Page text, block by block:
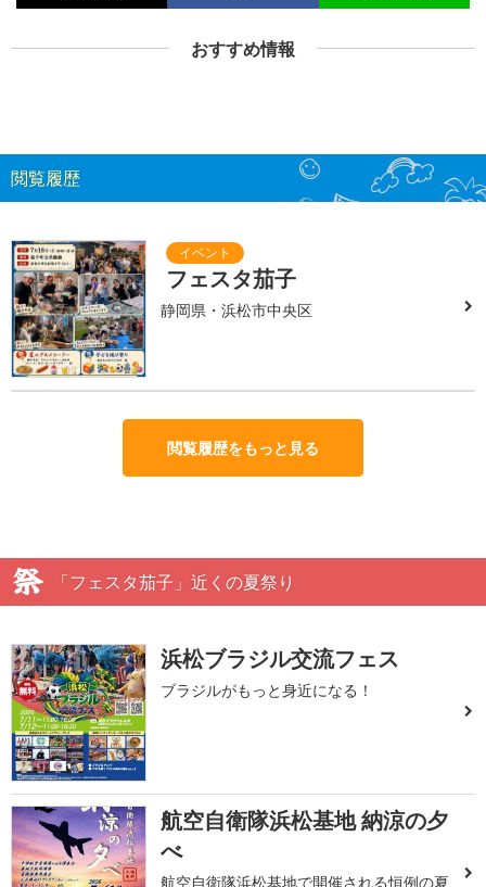
おすすめ情報
閲覧履歴
フェスタ茄子
静岡県・浜松市中央区
閲覧履歴をもっと見る
「フェスタ茄子」近くの夏祭り
浜松ブラジル交流フェス
ブラジルがもっと身近になる！
航空自衛隊浜松基地 納涼の夕
べ
航空自衛隊浜松基地で開催される恒例の夏